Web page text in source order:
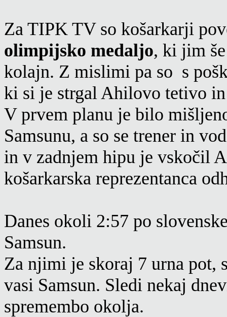
Za TIPK TV so košarkarji
olimpijsko medaljo, ki jim
kolajn. Z mislimi pa so s
ki si je strgal Ahilovo tetivo
V prvem planu je bilo
Samsunu, a so se trener in
in v zadnjem hipu je vskočil
košarkarska reprezentanca
Danes okoli 2:57 po
Samsun.
Za njimi je skoraj 7 urna pot,
vasi Samsun. Sledi nekaj
spremembo okolja.